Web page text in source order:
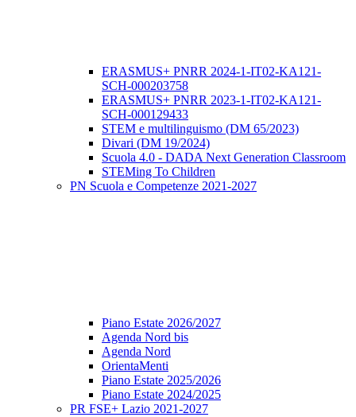
ERASMUS+ PNRR 2024-1-IT02-KA121-
SCH-000203758
ERASMUS+ PNRR 2023-1-IT02-KA121-
SCH-000129433
STEM e multilinguismo (DM 65/2023)
Divari (DM 19/2024)
Scuola 4.0 - DADA Next Generation Classroom
STEMing To Children
PN Scuola e Competenze 2021-2027
Piano Estate 2026/2027
Agenda Nord bis
Agenda Nord
OrientaMenti
Piano Estate 2025/2026
Piano Estate 2024/2025
PR FSE+ Lazio 2021-2027